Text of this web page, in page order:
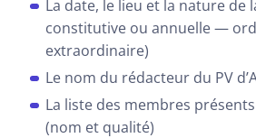
La date, le lieu et la nature de
constitutive ou annuelle —
extraordinaire)
Le nom du rédacteur du PV
La liste des membres
(nom et qualité)